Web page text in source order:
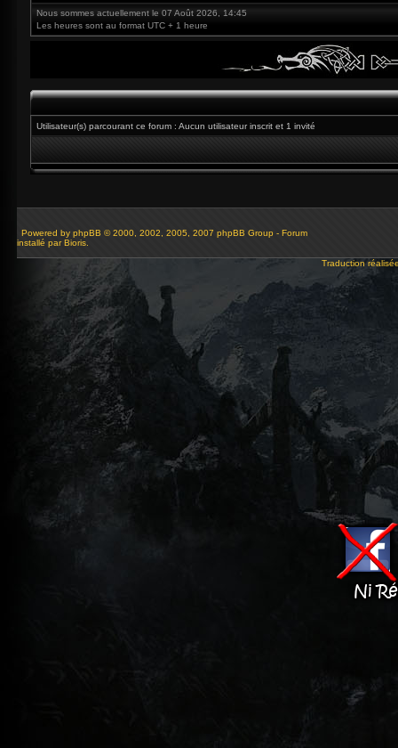
Nous sommes actuellement le 07 Août 2026, 14:45
Les heures sont au format UTC + 1 heure
Utilisateur(s) parcourant ce forum : Aucun utilisateur inscrit et 1 invité
Powered by phpBB © 2000, 2002, 2005, 2007 phpBB Group - Forum
installé par Bioris.
Traduction